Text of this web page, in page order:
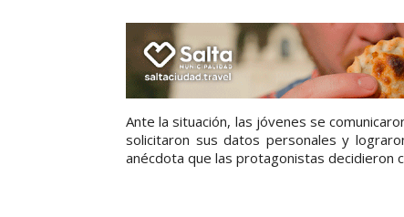
Ante la situación, las jóvenes se
solicitaron sus datos personales y
anécdota que las protagonistas decidieron